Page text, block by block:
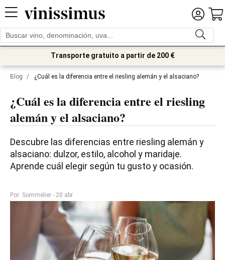
Transporte gratuito a partir de 200 €
Blog / ¿Cuál es la diferencia entre el riesling alemán y el alsaciano?
¿Cuál es la diferencia entre el riesling
alemán y el alsaciano?
Descubre las diferencias entre riesling alemán y
alsaciano: dulzor, estilo, alcohol y maridaje.
Aprende cuál elegir según tu gusto y ocasión.
Por: Sommelier - 20 abr